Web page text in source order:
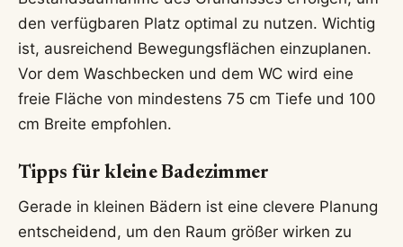
den verfügbaren Platz optimal zu nutzen. Wichtig
ist, ausreichend Bewegungsflächen einzuplanen.
Vor dem Waschbecken und dem WC wird eine
freie Fläche von mindestens 75 cm Tiefe und 100
cm Breite empfohlen.
Tipps für kleine Badezimmer
Gerade in kleinen Bädern ist eine clevere Planung
entscheidend, um den Raum größer wirken zu